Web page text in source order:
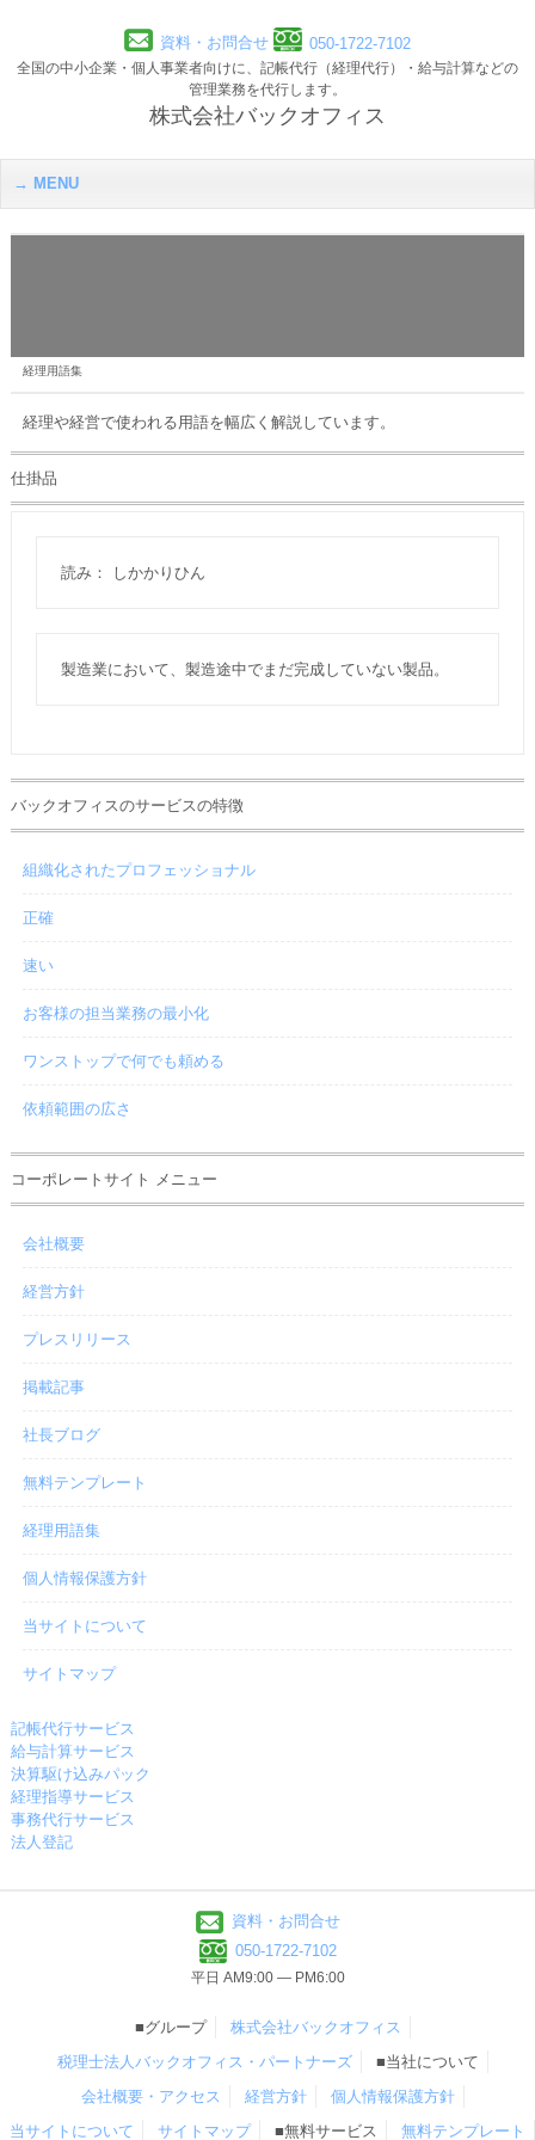
資料・お問合せ 050-1722-7102
全国の中小企業・個人事業者向けに、記帳代行（経理代行）・給与計算などの
管理業務を代行します。
株式会社バックオフィス
MENU
経理用語集
経理や経営で使われる用語を幅広く解説しています。
仕掛品
読み： しかかりひん
製造業において、製造途中でまだ完成していない製品。
バックオフィスのサービスの特徴
組織化されたプロフェッショナル
正確
速い
お客様の担当業務の最小化
ワンストップで何でも頼める
依頼範囲の広さ
コーポレートサイト メニュー
会社概要
経営方針
プレスリリース
掲載記事
社長ブログ
無料テンプレート
経理用語集
個人情報保護方針
当サイトについて
サイトマップ
記帳代行サービス
給与計算サービス
決算駆け込みパック
経理指導サービス
事務代行サービス
法人登記
資料・お問合せ
050-1722-7102
平日 AM9:00 ― PM6:00
■グループ
株式会社バックオフィス
税理士法人バックオフィス・パートナーズ
■当社について
会社概要・アクセス
経営方針
個人情報保護方針
当サイトについて
サイトマップ ■無料サービス 無料テンプレート